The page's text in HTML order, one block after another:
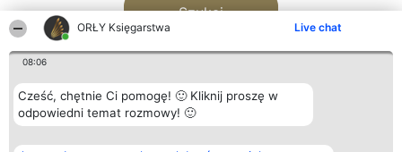
ORŁY Księgarstwa Live chat
08:06
Cześć, chętnie Ci pomogę! 🙂 Kliknij proszę w
odpowiedni temat rozmowy! 🙂
Szukaj
Organizator plebiscytu Plebiscyt Kontakt